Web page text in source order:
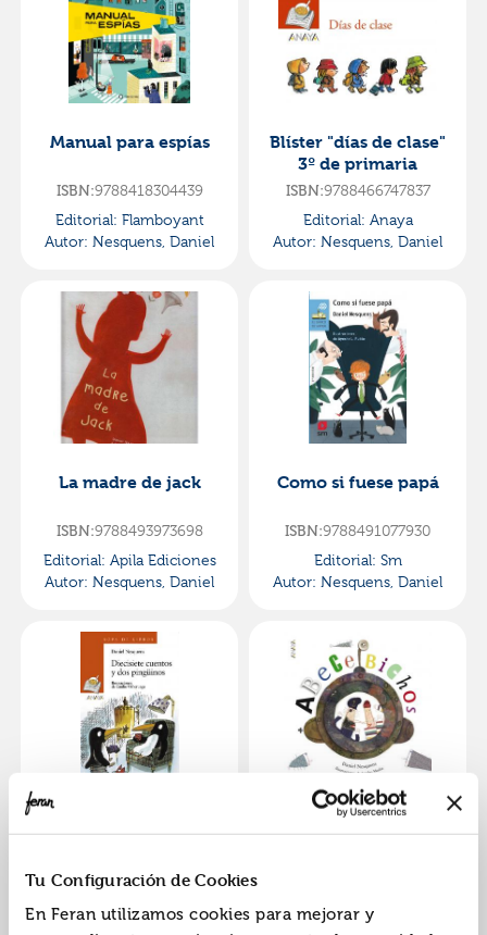
Tu Configuración de Cookies
En Feran utilizamos cookies para mejorar y
Manual para espías
ISBN:9788418304439
Editorial: Flamboyant
Autor: Nesquens, Daniel
Blíster "días de clase"
3º de primaria
ISBN:9788466747837
Editorial: Anaya
Autor: Nesquens, Daniel
La madre de jack
ISBN:9788493973698
Editorial: Apila Ediciones
Autor: Nesquens, Daniel
Como si fuese papá
ISBN:9788491077930
Editorial: Sm
Autor: Nesquens, Daniel
ISBN: 9788420700175
Autor:Nesquens, Daniel
Abecebichos
Autor:Nesquens, Daniel